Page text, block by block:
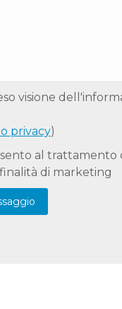
visione
privacy)
al trattamento
di marketing